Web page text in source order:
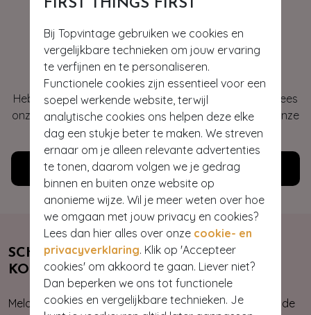
FIRST THINGS FIRST
Bij Topvintage gebruiken we cookies en
vergelijkbare technieken om jouw ervaring
te verfijnen en te personaliseren.
Functionele cookies zijn essentieel voor een
soepel werkende website, terwijl
analytische cookies ons helpen deze elke
dag een stukje beter te maken. We streven
ernaar om je alleen relevante advertenties
te tonen, daarom volgen we je gedrag
binnen en buiten onze website op
anonieme wijze. Wil je meer weten over hoe
we omgaan met jouw privacy en cookies?
Lees dan hier alles over onze cookie- en
privacyverklaring. Klik op 'Accepteer
cookies' om akkoord te gaan. Liever niet?
Dan beperken we ons tot functionele
cookies en vergelijkbare technieken. Je
Hey gorgeous
Heb je vragen of heb je hulp nodig bij je bestelling? Lees
onze veelgestelde vragen of neem contact op met onze
klantenservice. Wij helpen je graag!
Klantenservice
SCHRIJF JE NU IN & ONTVANG 10%
KORTING
Meld je aan voor onze nieuwsbrief. Zo ben je altijd op de